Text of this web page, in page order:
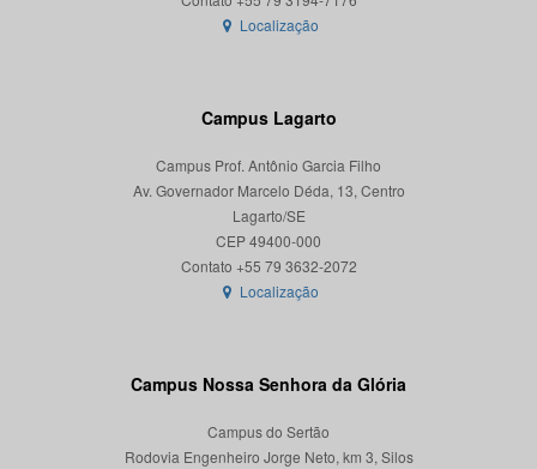
Localização
Campus Lagarto
Campus Prof. Antônio Garcia Filho
Av. Governador Marcelo Déda, 13, Centro
Lagarto/SE
CEP 49400-000
Localização
Campus Nossa Senhora da Glória
Campus do Sertão
Rodovia Engenheiro Jorge Neto, km 3, Silos